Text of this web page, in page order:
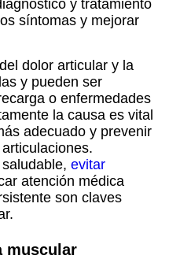
y tratamiento
síntomas y mejorar
dolor articular y la
y pueden ser
o enfermedades
la causa es vital
adecuado y prevenir
evitar
atención médica
son claves
muscular